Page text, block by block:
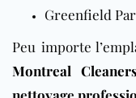
Greenfield
Peu importe
Montreal
nettoyage